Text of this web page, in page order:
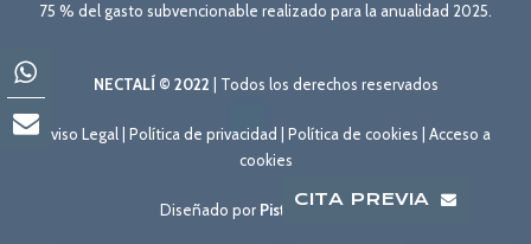
CITA PREVIA
75 % del gasto subvencionable realizado para la anualidad 2025.
NECTALÍ © 2022 | Todos los derechos reservados
Aviso Legal| Política de privacidad Política de cookies
Acceso a
cookies
Diseñado por Pisto con Webo